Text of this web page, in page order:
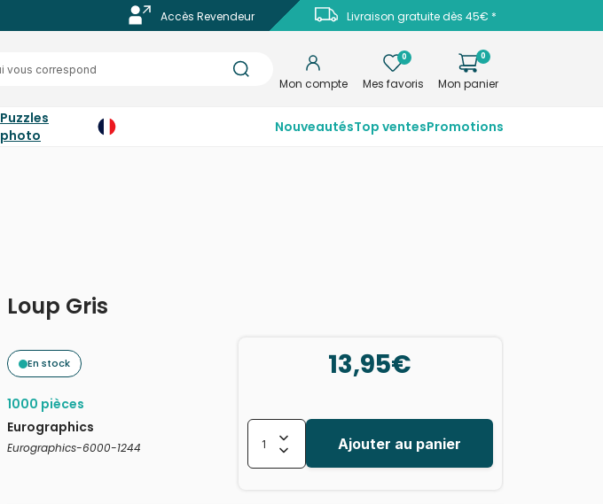
Livraison gratuite dès 45€ *
Accès Revendeur
Mon compte
0
Mes favoris
0
Mon panier
Puzzles
photo
NouveautésTop ventesPromotions
Loup Gris
En stock
1000 pièces
Eurographics
Eurographics-6000-1244
13,95€
Ajouter au panier